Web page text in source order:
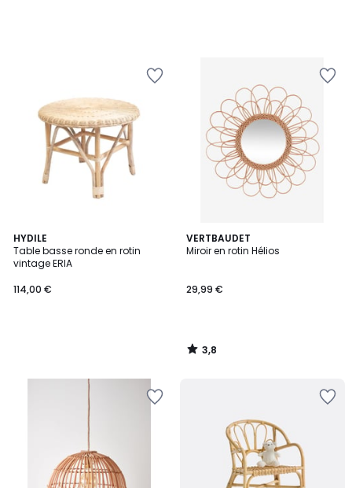
HYDILE
Table basse ronde en rotin
vintage ERIA
114,00 €
VERTBAUDET
Miroir en rotin Hélios
29,99 €
3,8
/ 5
3,8
/